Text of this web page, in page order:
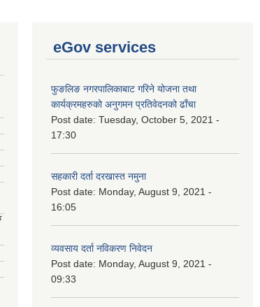
eGov services
फुङलिङ नगरपालिकाबाट गरिने योजना तथा
कार्यक्रमहरुको अनुगमन प्रतिवेदनको ढाँचा
Post date: Tuesday, October 5, 2021 -
17:30
सहकारी दर्ता दरखास्त नमुना
Post date: Monday, August 9, 2021 -
16:05
व्यवसाय दर्ता नविकरण निवेदन
Post date: Monday, August 9, 2021 -
09:33